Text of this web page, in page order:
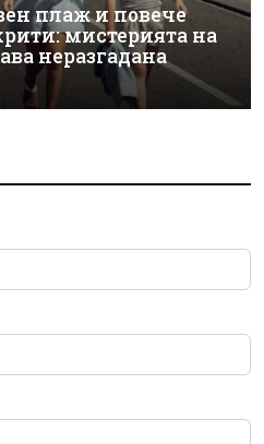
плаж и повече
мистерията на
неразгадана